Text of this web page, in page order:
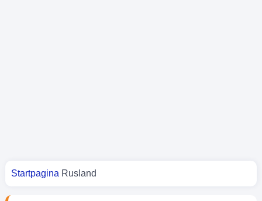
Je bent hier
Startpagina Rusland